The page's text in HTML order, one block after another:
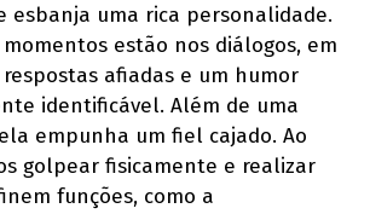
esbanja uma rica personalidade.
estão nos diálogos, em
afiadas e um humor
identificável. Além de uma
empunha um fiel cajado. Ao
golpear fisicamente e realizar
funções, como a